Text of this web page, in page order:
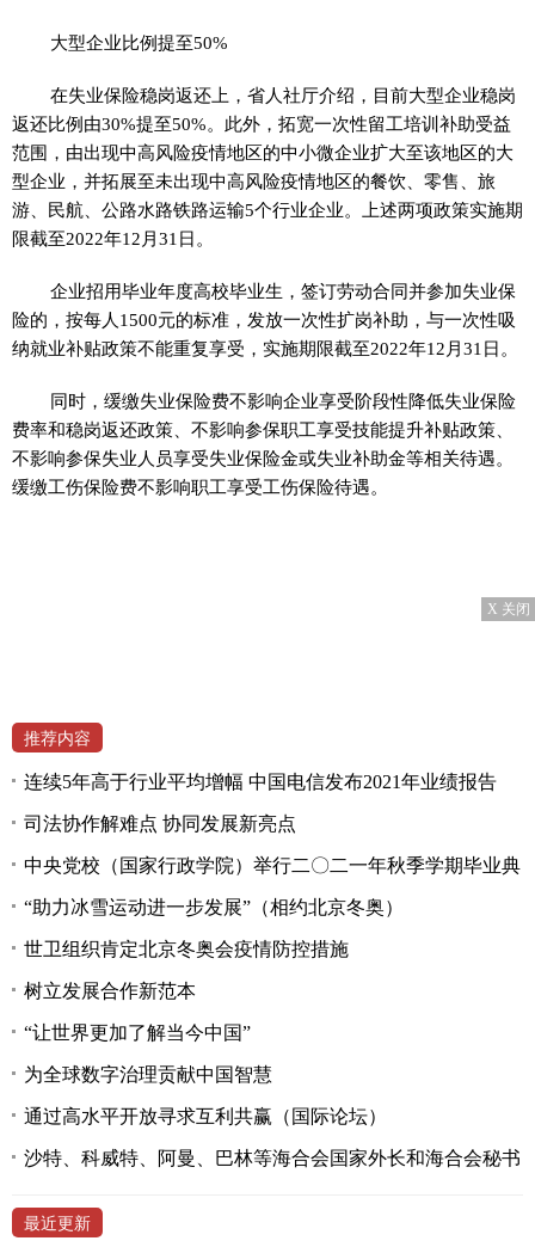
大型企业比例提至50%
在失业保险稳岗返还上，省人社厅介绍，目前大型企业稳岗
返还比例由30%提至50%。此外，拓宽一次性留工培训补助受益
范围，由出现中高风险疫情地区的中小微企业扩大至该地区的大
型企业，并拓展至未出现中高风险疫情地区的餐饮、零售、旅
游、民航、公路水路铁路运输5个行业企业。上述两项政策实施期
限截至2022年12月31日。
企业招用毕业年度高校毕业生，签订劳动合同并参加失业保
险的，按每人1500元的标准，发放一次性扩岗补助，与一次性吸
纳就业补贴政策不能重复享受，实施期限截至2022年12月31日。
同时，缓缴失业保险费不影响企业享受阶段性降低失业保险
费率和稳岗返还政策、不影响参保职工享受技能提升补贴政策、
不影响参保失业人员享受失业保险金或失业补助金等相关待遇。
缓缴工伤保险费不影响职工享受工伤保险待遇。
X 关闭
推荐内容
连续5年高于行业平均增幅 中国电信发布2021年业绩报告
司法协作解难点 协同发展新亮点
中央党校（国家行政学院）举行二〇二一年秋季学期毕业典
“助力冰雪运动进一步发展”（相约北京冬奥）
世卫组织肯定北京冬奥会疫情防控措施
树立发展合作新范本
“让世界更加了解当今中国”
为全球数字治理贡献中国智慧
通过高水平开放寻求互利共赢（国际论坛）
沙特、科威特、阿曼、巴林等海合会国家外长和海合会秘书
最近更新